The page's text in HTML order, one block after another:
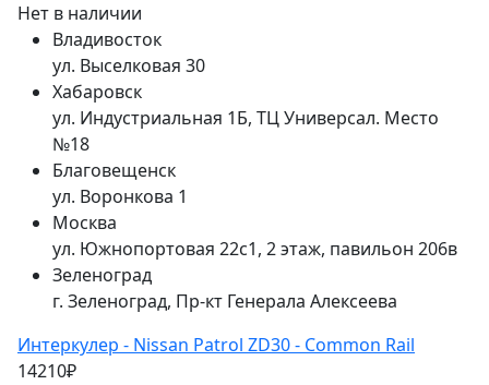
Нет в наличии
Владивосток
ул. Выселковая 30
Хабаровск
ул. Индустриальная 1Б, ТЦ Универсал. Место
№18
Благовещенск
ул. Воронкова 1
Москва
ул. Южнопортовая 22с1, 2 этаж, павильон 206в
Зеленоград
г. Зеленоград, Пр-кт Генерала Алексеева
Интеркулер - Nissan Patrol ZD30 - Сommon Rail
14210₽